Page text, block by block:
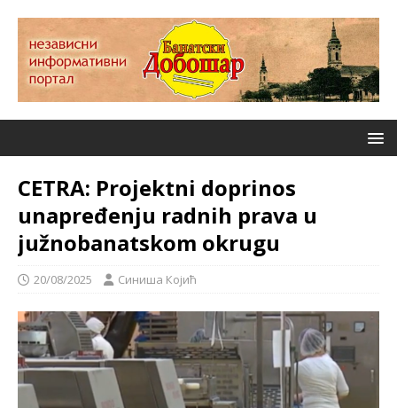
CETRA: Projektni doprinos
unapređenju radnih prava u
južnobanatskom okrugu
20/08/2025 Синиша Којић